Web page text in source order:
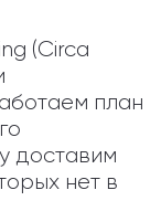
(Circa
план
доставим
нет в